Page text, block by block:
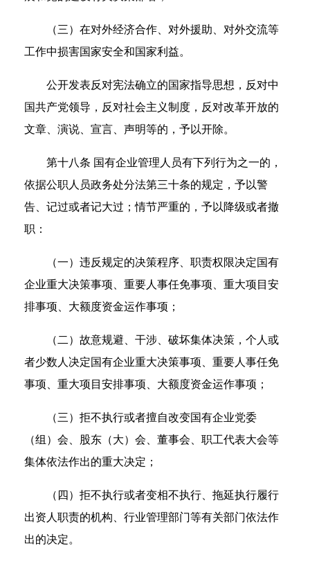
（三）在对外经济合作、对外援助、对外交流等
工作中损害国家安全和国家利益。
公开发表反对宪法确立的国家指导思想，反对中
国共产党领导，反对社会主义制度，反对改革开放的
文章、演说、宣言、声明等的，予以开除。
第十八条 国有企业管理人员有下列行为之一的，
依据公职人员政务处分法第三十条的规定，予以警
告、记过或者记大过；情节严重的，予以降级或者撤
职：
（一）违反规定的决策程序、职责权限决定国有
企业重大决策事项、重要人事任免事项、重大项目安
排事项、大额度资金运作事项；
（二）故意规避、干涉、破坏集体决策，个人或
者少数人决定国有企业重大决策事项、重要人事任免
事项、重大项目安排事项、大额度资金运作事项；
（三）拒不执行或者擅自改变国有企业党委
（组）会、股东（大）会、董事会、职工代表大会等
集体依法作出的重大决定；
（四）拒不执行或者变相不执行、拖延执行履行
出资人职责的机构、行业管理部门等有关部门依法作
出的决定。